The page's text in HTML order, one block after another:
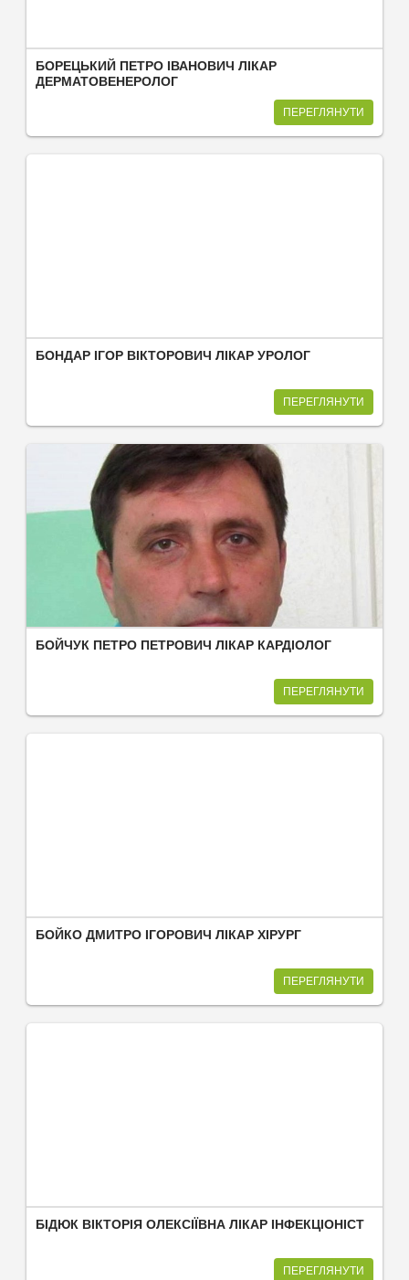
БОРЕЦЬКИЙ ПЕТРО ІВАНОВИЧ ЛІКАР
ДЕРМАТОВЕНЕРОЛОГ
ПЕРЕГЛЯНУТИ
БОНДАР ІГОР ВІКТОРОВИЧ ЛІКАР УРОЛОГ
ПЕРЕГЛЯНУТИ
БОЙЧУК ПЕТРО ПЕТРОВИЧ ЛІКАР КАРДІОЛОГ
ПЕРЕГЛЯНУТИ
БОЙКО ДМИТРО ІГОРОВИЧ ЛІКАР ХІРУРГ
ПЕРЕГЛЯНУТИ
БІДЮК ВІКТОРІЯ ОЛЕКСІЇВНА ЛІКАР ІНФЕКЦІОНІСТ
ПЕРЕГЛЯНУТИ